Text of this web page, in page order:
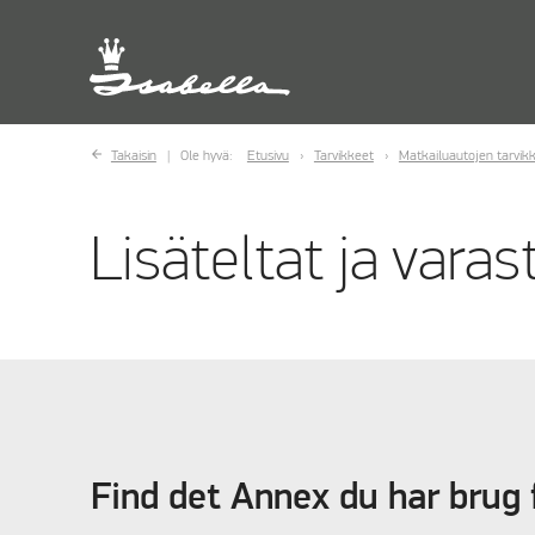
Takaisin Ole hyvä: Etusivu Tarvikkeet Matkailuautojen
Lisäteltat ja
Find det Annex du har brug